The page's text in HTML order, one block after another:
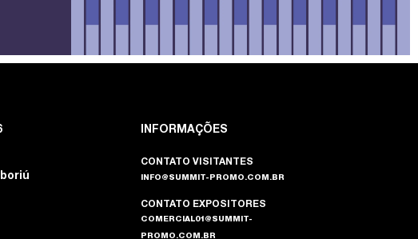
INFORMAÇÕES
CONTATO VISITANTES
INFO@SUMMIT-PROMO.COM.BR
CONTATO EXPOSITORES
COMERCIAL01@SUMMIT-
PROMO.COM.BR